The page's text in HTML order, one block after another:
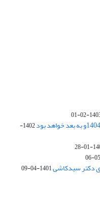
1403-
1402-
دکتر سیدکاشی1401-04-09